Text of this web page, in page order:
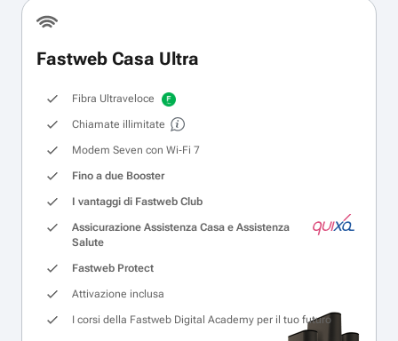
Fastweb Casa Ultra
Fibra Ultraveloce
Chiamate illimitate
Modem Seven con Wi‑Fi 7
Fino a due Booster
I vantaggi di Fastweb Club
Assicurazione Assistenza Casa e Assistenza
Salute
Fastweb Protect
Attivazione inclusa
I corsi della Fastweb Digital Academy per il tuo futuro